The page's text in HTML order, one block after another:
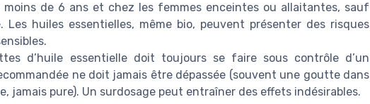
de 6 ans et chez les femmes enceintes ou allaitantes, sauf
Les huiles essentielles, même bio, peuvent présenter des risques
d’huile essentielle doit toujours se faire sous contrôle d’un
ne doit jamais être dépassée (souvent une goutte dans
jamais pure). Un surdosage peut entraîner des effets indésirables.